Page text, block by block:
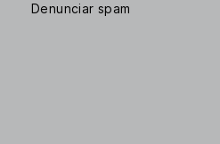
Denunciar spam